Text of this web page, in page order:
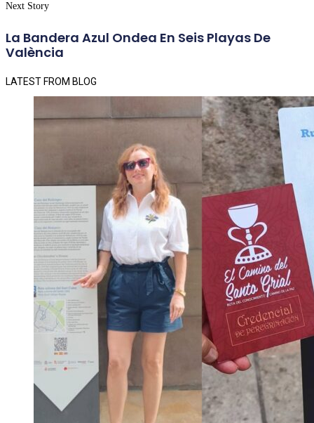
Next Story
La Bandera Azul Ondea En Seis Playas De
València
LATEST FROM BLOG